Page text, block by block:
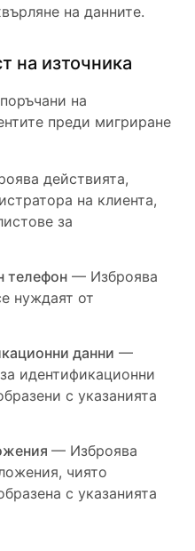
на данните.
на източника
на
преди мигриране
действията,
на клиента,
за
телефон — Изброява
нуждаят от
данни —
идентификационни
с указанията
— Изброява
чиято
с указанията